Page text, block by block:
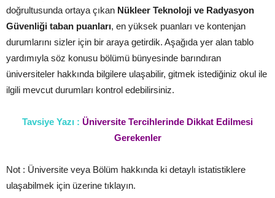
doğrultusunda ortaya çıkan Nükleer Teknoloji ve Radyasyon
Güvenliği taban puanları, en yüksek puanları ve kontenjan
durumlarını sizler için bir araya getirdik. Aşağıda yer alan tablo
yardımıyla söz konusu bölümü bünyesinde barındıran
üniversiteler hakkında bilgilere ulaşabilir, gitmek istediğiniz okul ile
ilgili mevcut durumları kontrol edebilirsiniz.
Tavsiye Yazı : Üniversite Tercihlerinde Dikkat Edilmesi
Gerekenler
Not : Üniversite veya Bölüm hakkında ki detaylı istatistiklere
ulaşabilmek için üzerine tıklayın.